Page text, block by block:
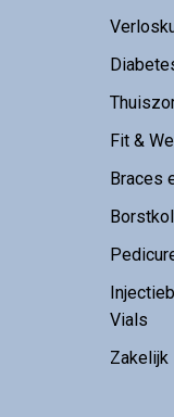
Fit &
Braces
Vials
Zakelijk